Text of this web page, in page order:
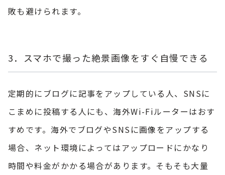
敗も避けられます。
3．スマホで撮った絶景画像をすぐ自慢できる
定期的にブログに記事をアップしている人、SNSに
こまめに投稿する人にも、海外Wi-Fiルーターはおす
すめです。海外でブログやSNSに画像をアップする
場合、ネット環境によってはアップロードにかなり
時間や料金がかかる場合があります。そもそも大量